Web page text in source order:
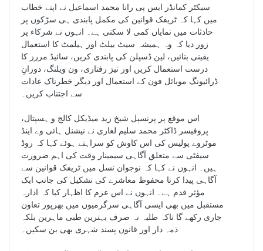
سیکٹر کمانڈر ایس پی رانا محمد اسماعیل نے اپنے خطاب
میں کہا کہ ٹریفک قوانین کی مکمل پابندی ہی سڑکوں پر
حادثات میں نمایاں کمی لا سکتی ہے۔ انہوں نے شرکاء پر
زور دیا کہ وہ ہمیشہ سیٹ بیلٹ اور ہیلمٹ کا استعمال
یقینی بنائیں، لین ڈسپلن کی پابندی کریں، سائیڈ مررز کا
درست استعمال کریں اور تیز رفتاری، ون ویلنگ، دورانِ
ڈرائیونگ موبائل فون کے استعمال اور دیگر خطرناک عادات
سے اجتناب کریں۔
اس موقع پر پرنسپل شیخ زید میڈیکل کالج و ہسپتال،
پروفیسر ڈاکٹر محمد سلیم لغاری نے نیشنل ہائی وے اینڈ
موٹروے پولیس کی اس کاوش کو سراہتے ہوئے کہا کہ روڈ
سیفٹی سے متعلق آگاہی سیمینار وقت کی اہم ضرورت
ہیں۔ انہوں نے کہا کہ نوجوان نسل میں ٹریفک قوانین سے
آگاہی پیدا کرنا محفوظ معاشرے کی تشکیل کی جانب ایک
مؤثر قدم ہے۔ انہوں نے اس عزم کا اظہار کیا کہ ادارہ
مستقبل میں بھی ایسی آگاہی سرگرمیوں میں بھرپور تعاون
جاری رکھے گا تاکہ طلبہ نہ صرف بہترین طبی ماہرین بلکہ
ذمہ دار اور قانون پسند شہری بھی بن سکیں۔